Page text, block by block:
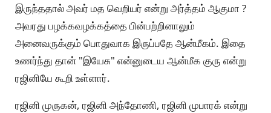
இருந்ததால் அவர் மத வெறியர் என்று அர்த்தம் ஆகுமா ?
அவரது பழக்கவழக்கத்தை பின்பற்றினாலும்
அனைவருக்கும் பொதுவாக இருப்பதே ஆன்மீகம். இதை
உணர்ந்து தான் "இயேசு" என்னுடைய ஆன்மீக குரு என்று
ரஜினியே கூறி உள்ளார்.
ரஜினி முருகன், ரஜினி அந்தோணி, ரஜினி முபாரக் என்று